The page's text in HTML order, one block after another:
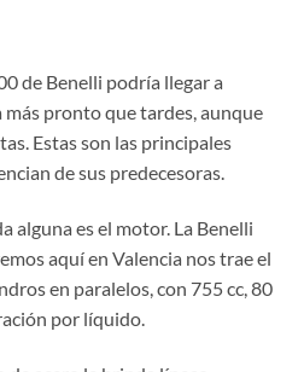
de Benelli podría llegar a
pronto que tardes, aunque
Estas son las principales
de sus predecesoras.
alguna es el motor. La Benelli
aquí en Valencia nos trae el
en paralelos, con 755 cc, 80
por líquido.